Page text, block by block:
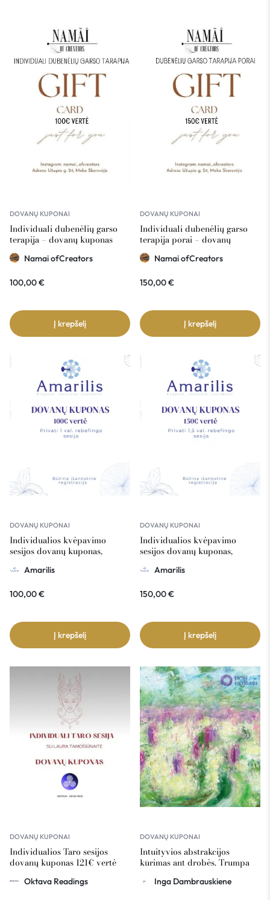
DOVANŲ KUPONAI
Individuali dubenėlių garso
terapija – dovanų kuponas
Namai ofCreators 100€ vertė
Namai ofCreators
100,00€
Į krepšelį
DOVANŲ KUPONAI
Individuali dubenėlių garso
terapija porai – dovanų
kuponas Namai ofCreators
150€ vertė
Namai ofCreators
150,00€
Į krepšelį
DOVANŲ KUPONAI
Individualios kvėpavimo
sesijos dovanų kuponas,
Amarilis
100,00€
Į krepšelį
DOVANŲ KUPONAI
Individualios kvėpavimo
sesijos dovanų kuponas,
Amarilis
150,00€
Į krepšelį
DOVANŲ KUPONAI
Individualios Taro sesijos
dovanų kuponas 121€ vertė
Oktava Readings
DOVANŲ KUPONAI
Intuityvios abstrakcijos
kūrimas ant drobės. Trumpa
kuponas
Inga Dambrauskiene